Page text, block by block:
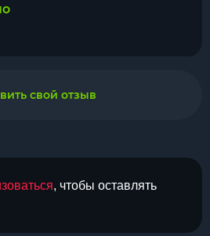
, чтобы оставлять
свой отзыв